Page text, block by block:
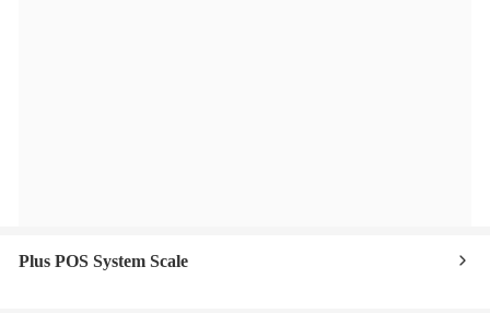
Plus POS System Scale